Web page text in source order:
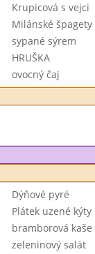
Krupicová s vejci
Milánské
sypané sýrem
HRUŠKA
ovocný čaj
Dýňové pyré
Plátek uzené kýty
bramborová kaše
zeleninový salát